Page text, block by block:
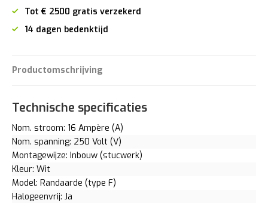
Tot € 2500 gratis verzekerd
14 dagen bedenktijd
Productomschrijving
Technische specificaties
Nom. stroom: 16 Ampère (A)
Nom. spanning: 250 Volt (V)
Montagewijze: Inbouw (stucwerk)
Kleur: Wit
Model: Randaarde (type F)
Halogeenvrij: Ja